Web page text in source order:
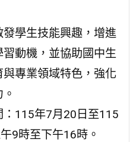
學生技能興趣，增進
習動機，並協助國中生
專業領域特色，強化
：115年7月20日至115
9時至下午16時。